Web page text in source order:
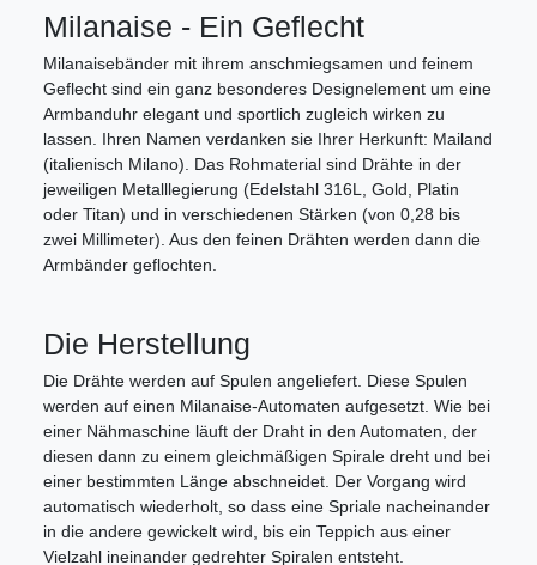
Milanaise - Ein Geflecht
Milanaisebänder mit ihrem anschmiegsamen und feinem
Geflecht sind ein ganz besonderes Designelement um eine
Armbanduhr elegant und sportlich zugleich wirken zu
lassen. Ihren Namen verdanken sie Ihrer Herkunft: Mailand
(italienisch Milano). Das Rohmaterial sind Drähte in der
jeweiligen Metalllegierung (Edelstahl 316L, Gold, Platin
oder Titan) und in verschiedenen Stärken (von 0,28 bis
zwei Millimeter). Aus den feinen Drähten werden dann die
Armbänder geflochten.
Die Herstellung
Die Drähte werden auf Spulen angeliefert. Diese Spulen
werden auf einen Milanaise-Automaten aufgesetzt. Wie bei
einer Nähmaschine läuft der Draht in den Automaten, der
diesen dann zu einem gleichmäßigen Spirale dreht und bei
einer bestimmten Länge abschneidet. Der Vorgang wird
automatisch wiederholt, so dass eine Spriale nacheinander
in die andere gewickelt wird, bis ein Teppich aus einer
Vielzahl ineinander gedrehter Spiralen entsteht.